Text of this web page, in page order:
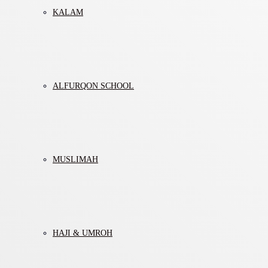
KALAM
ALFURQON SCHOOL
MUSLIMAH
HAJI & UMROH